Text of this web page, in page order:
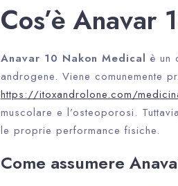
Cos’è Anavar
Anavar 10 Nakon Medical è un
androgene. Viene comunemente
https://itoxandrolone.com/
muscolare e l’osteoporosi.
le proprie performance fisiche.
Come assumere